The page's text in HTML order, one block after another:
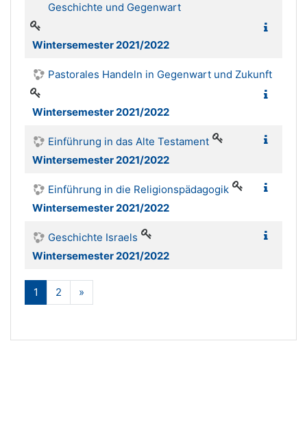
Geschichte und Gegenwart
Wintersemester 2021/2022
Pastorales Handeln in Gegenwart und Zukunft
Wintersemester 2021/2022
Einführung in das Alte Testament
Wintersemester 2021/2022
Einführung in die Religionspädagogik
Wintersemester 2021/2022
Geschichte Israels
Wintersemester 2021/2022
1 (aktuell)
2 »